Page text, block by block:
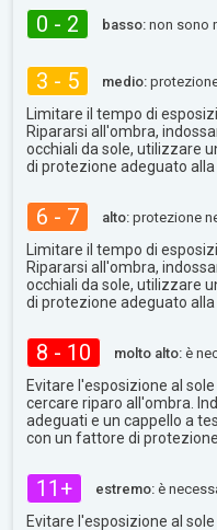
0 - 2 basso: non sono
3 - 5 medio:
Limitare il tempo di
Ripararsi all'ombra,
occhiali da sole, utilizzare
di protezione adeguato alla
6 - 7 alto: protezione
Limitare il tempo di
Ripararsi all'ombra,
occhiali da sole, utilizzare
di protezione adeguato alla
8 - 10 molto alto: è
Evitare l'esposizione al
cercare riparo all'ombra.
adeguati e un cappello a
con un fattore di
11+ estremo: è
Evitare l'esposizione al